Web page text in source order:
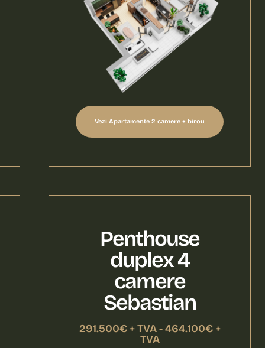
Vezi Apartamente 2 camere + birou
Penthouse
duplex 4
camere
Sebastian
291.500€+ TVA -464.100€+
TVA